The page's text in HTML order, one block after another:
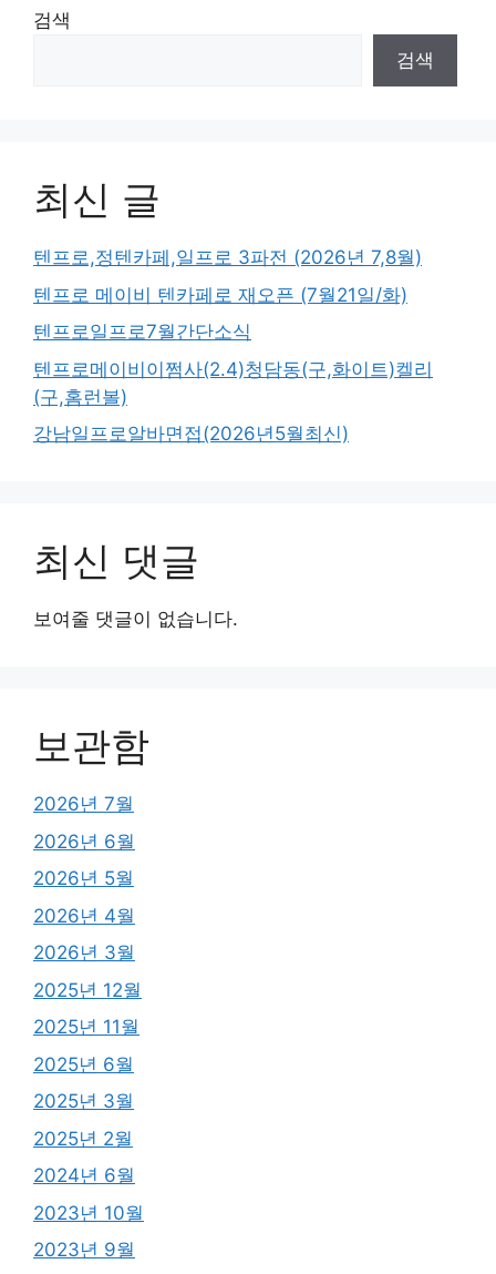
검색
검색
최신 글
텐프로,정텐카페,일프로 3파전 (2026년 7,8월)
텐프로 메이비 텐카페로 재오픈 (7월21일/화)
텐프로일프로7월간단소식
텐프로메이비이쩜사(2.4)청담동(구,화이트)켈리
(구,홈런볼)
강남일프로알바면접(2026년5월최신)
최신 댓글
보여줄 댓글이 없습니다.
보관함
2026년 7월
2026년 6월
2026년 5월
2026년 4월
2026년 3월
2025년 12월
2025년 11월
2025년 6월
2025년 3월
2025년 2월
2024년 6월
2023년 10월
2023년 9월